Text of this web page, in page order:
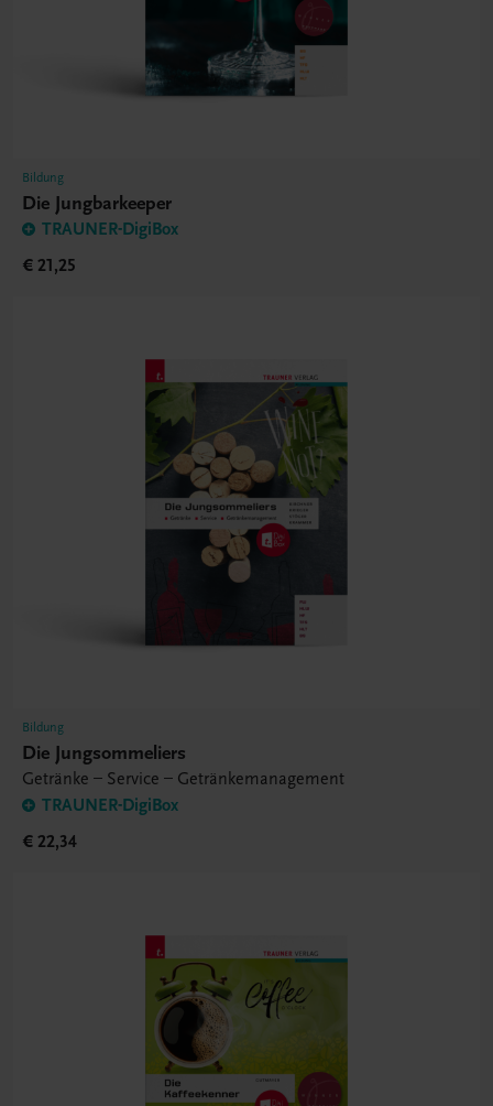
Bildung
Die Jungbarkeeper
TRAUNER-DigiBox
€ 21,25
Bildung
Die Jungsommeliers
Getränke – Service – Getränkemanagement
TRAUNER-DigiBox
€ 22,34